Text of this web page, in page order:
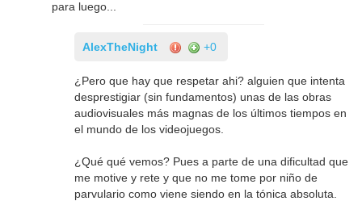
para luego...
AlexTheNight +0
¿Pero que hay que respetar ahi? alguien que intenta
desprestigiar (sin fundamentos) unas de las obras
audiovisuales más magnas de los últimos tiempos en
el mundo de los videojuegos.
¿Qué qué vemos? Pues a parte de una dificultad que
me motive y rete y que no me tome por niño de
parvulario como viene siendo en la tónica absoluta.